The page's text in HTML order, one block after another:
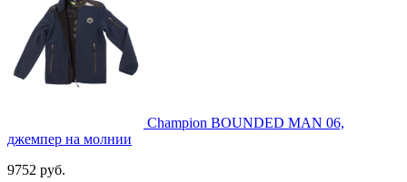
Champion BOUNDED MAN 06,
джемпер на молнии
9752 руб.